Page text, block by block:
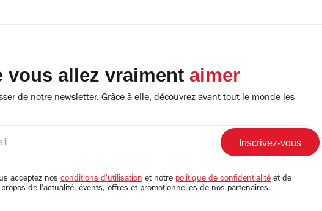
vous allez vraiment aimer
de notre newsletter. Grâce à elle, découvrez avant tout le monde les
acceptez nos conditions d'utilisation et notre politique de confidentialité et de
de l'actualité, évents, offres et promotionnelles de nos partenaires.